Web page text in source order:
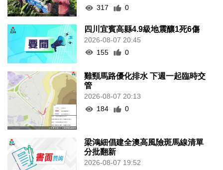
317
0
四川宜賓高縣4.9級地震釀1死6傷
2026-08-07 20:45
155
0
雞頸馬路優化排水 下週一起臨時交
管
2026-08-07 20:13
184
0
梁鴻細倡建全澳高風險斑馬線清單
分批翻新
2026-08-07 19:52